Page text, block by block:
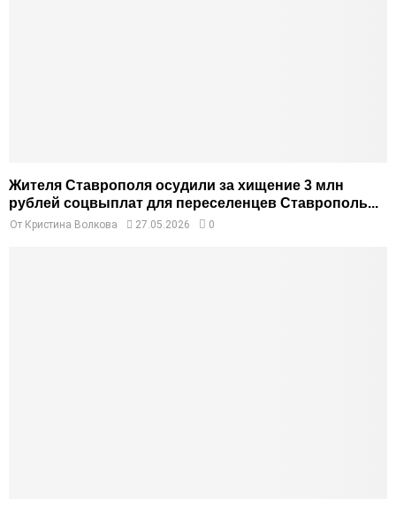
Жителя Ставрополя осудили за хищение 3 млн
рублей соцвыплат для переселенцев Ставрополь...
От Кристина Волкова 27.05.2026 0